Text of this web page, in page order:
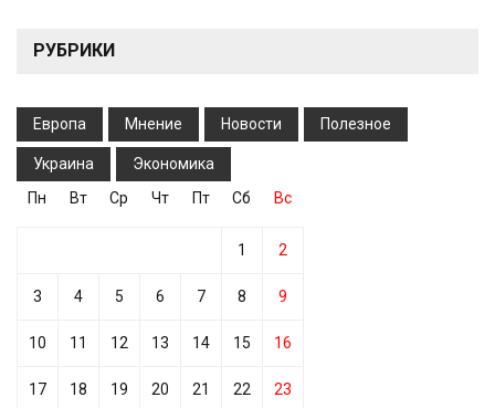
РУБРИКИ
Европа Мнение Новости Полезное
Украина
Экономика
Пн
Вт Ср Чт Пт Сб Вс
1 2
3 4 5 6 7 8 9
10 11 12 13 14 15 16
17 18 19 20 21 22 23